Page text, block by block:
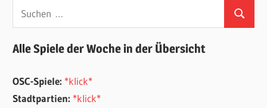
Suchen
nach:
Suchen
Alle Spiele der Woche in der Übersicht
OSC-Spiele: *klick*
Stadtpartien: *klick*